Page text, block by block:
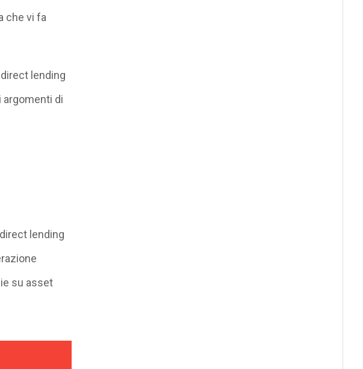
che vi fa
lending
argomenti di
lending
su asset